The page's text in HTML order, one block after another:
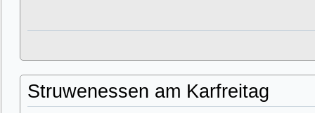
Struwenessen am Karfreitag